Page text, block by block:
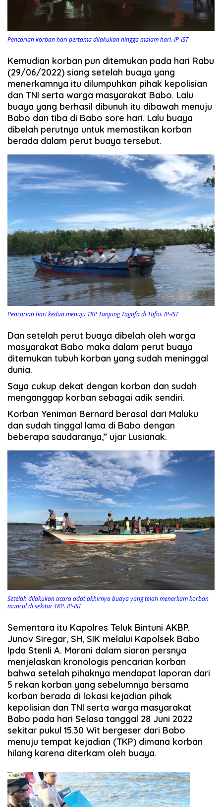
Pencarian korban hari pertama dilakukan hingga malam hari. IP-IST
Kemudian korban pun ditemukan pada hari Rabu
(29/06/2022) siang setelah buaya yang
menerkamnya itu dilumpuhkan pihak kepolisian
dan TNI serta warga masyarakat Babo. Lalu
buaya yang berhasil dibunuh itu dibawah menuju
Babo dan tiba di Babo sore hari. Lalu buaya
dibelah perutnya untuk memastikan korban
berada dalam perut buaya tersebut.
Pencarian hari kedua menuju TKP Tanjung Tagofa di Tofoi. IP-IST
Dan setelah perut buaya dibelah oleh warga
masyarakat Babo maka dalam perut buaya
ditemukan tubuh korban yang sudah meninggal
dunia.
Saya cukup dekat dengan korban dan sudah
menganggap korban sebagai adik sendiri.
Korban Yeniman Bernard berasal dari Maluku
dan sudah tinggal lama di Babo dengan
beberapa saudaranya,” ujar Lusianak.
Setelah dilakukan acara adat akhirnya buaya yang telah menerkam korban
muncul di sekitar TKP. IP-IST
Sementara itu Kapolres Teluk Bintuni AKBP.
Junov Siregar, SH, SIK melalui Kapolsek Babo
Ipda Stenli A. Marani dalam siaran persnya
menjelaskan kronologis pencarian korban
bahwa setelah pihaknya mendapat laporan dari
5 rekan korban yang sebelumnya bersama
korban berada di lokasi kejadian pihak
kepolisian dan TNI serta warga masyarakat
Babo pada hari Selasa tanggal 28 Juni 2022
sekitar pukul 15.30 Wit bergeser dari Babo
menuju tempat kejadian (TKP) dimana korban
hilang karena diterkam oleh buaya.